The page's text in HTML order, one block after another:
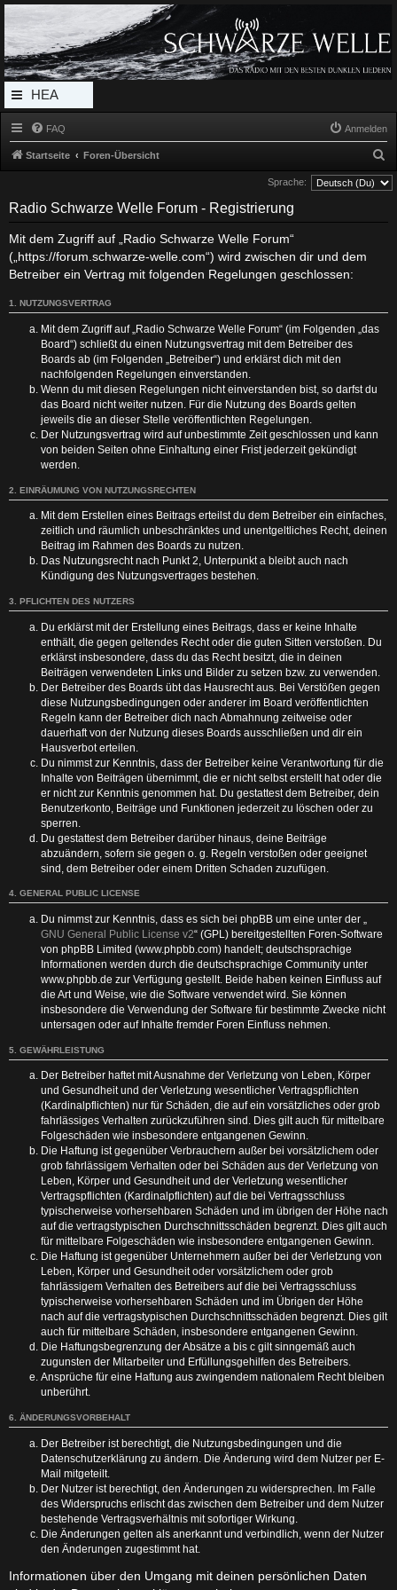
Radio Schwarze Welle Forum
Das Radio mit den Besten Dunklen Liedern
HEA
DERL
MEN
U
FAQ Anmelden
Startseite Foren-Übersicht
u
Sprache:
Radio Schwarze Welle Forum - Registrierung
Mit dem Zugriff auf „Radio Schwarze Welle Forum“
(„https://forum.schwarze-welle.com“) wird zwischen dir und dem
Betreiber ein Vertrag mit folgenden Regelungen geschlossen:
1. NUTZUNGSVERTRAG
Mit dem Zugriff auf „Radio Schwarze Welle Forum“ (im Folgenden „das
Board“) schließt du einen Nutzungsvertrag mit dem Betreiber des
Boards ab (im Folgenden „Betreiber“) und erklärst dich mit den
nachfolgenden Regelungen einverstanden.
Wenn du mit diesen Regelungen nicht einverstanden bist, so darfst du
das Board nicht weiter nutzen. Für die Nutzung des Boards gelten
jeweils die an dieser Stelle veröffentlichten Regelungen.
Der Nutzungsvertrag wird auf unbestimmte Zeit geschlossen und kann
von beiden Seiten ohne Einhaltung einer Frist jederzeit gekündigt
werden.
2. EINRÄUMUNG VON NUTZUNGSRECHTEN
Mit dem Erstellen eines Beitrags erteilst du dem Betreiber ein einfaches,
zeitlich und räumlich unbeschränktes und unentgeltliches Recht, deinen
Beitrag im Rahmen des Boards zu nutzen.
Das Nutzungsrecht nach Punkt 2, Unterpunkt a bleibt auch nach
Kündigung des Nutzungsvertrages bestehen.
3. PFLICHTEN DES NUTZERS
Du erklärst mit der Erstellung eines Beitrags, dass er keine Inhalte
enthält, die gegen geltendes Recht oder die guten Sitten verstoßen. Du
erklärst insbesondere, dass du das Recht besitzt, die in deinen
Beiträgen verwendeten Links und Bilder zu setzen bzw. zu verwenden.
Der Betreiber des Boards übt das Hausrecht aus. Bei Verstößen gegen
diese Nutzungsbedingungen oder anderer im Board veröffentlichten
Regeln kann der Betreiber dich nach Abmahnung zeitweise oder
dauerhaft von der Nutzung dieses Boards ausschließen und dir ein
Hausverbot erteilen.
Du nimmst zur Kenntnis, dass der Betreiber keine Verantwortung für die
Inhalte von Beiträgen übernimmt, die er nicht selbst erstellt hat oder die
er nicht zur Kenntnis genommen hat. Du gestattest dem Betreiber, dein
Benutzerkonto, Beiträge und Funktionen jederzeit zu löschen oder zu
sperren.
Du gestattest dem Betreiber darüber hinaus, deine Beiträge
abzuändern, sofern sie gegen o. g. Regeln verstoßen oder geeignet
sind, dem Betreiber oder einem Dritten Schaden zuzufügen.
4. GENERAL PUBLIC LICENSE
Du nimmst zur Kenntnis, dass es sich bei phpBB um eine unter der „
GNU General Public License v2“ (GPL) bereitgestellten Foren-Software
von phpBB Limited (www.phpbb.com) handelt; deutschsprachige
Informationen werden durch die deutschsprachige Community unter
www.phpbb.de zur Verfügung gestellt. Beide haben keinen Einfluss auf
die Art und Weise, wie die Software verwendet wird. Sie können
insbesondere die Verwendung der Software für bestimmte Zwecke nicht
untersagen oder auf Inhalte fremder Foren Einfluss nehmen.
5. GEWÄHRLEISTUNG
Der Betreiber haftet mit Ausnahme der Verletzung von Leben, Körper
und Gesundheit und der Verletzung wesentlicher Vertragspflichten
(Kardinalpflichten) nur für Schäden, die auf ein vorsätzliches oder grob
fahrlässiges Verhalten zurückzuführen sind. Dies gilt auch für mittelbare
Folgeschäden wie insbesondere entgangenen Gewinn.
Die Haftung ist gegenüber Verbrauchern außer bei vorsätzlichem oder
grob fahrlässigem Verhalten oder bei Schäden aus der Verletzung von
Leben, Körper und Gesundheit und der Verletzung wesentlicher
Vertragspflichten (Kardinalpflichten) auf die bei Vertragsschluss
typischerweise vorhersehbaren Schäden und im übrigen der Höhe nach
auf die vertragstypischen Durchschnittsschäden begrenzt. Dies gilt auch
für mittelbare Folgeschäden wie insbesondere entgangenen Gewinn.
Die Haftung ist gegenüber Unternehmern außer bei der Verletzung von
Leben, Körper und Gesundheit oder vorsätzlichem oder grob
fahrlässigem Verhalten des Betreibers auf die bei Vertragsschluss
typischerweise vorhersehbaren Schäden und im Übrigen der Höhe
nach auf die vertragstypischen Durchschnittsschäden begrenzt. Dies gilt
auch für mittelbare Schäden, insbesondere entgangenen Gewinn.
Die Haftungsbegrenzung der Absätze a bis c gilt sinngemäß auch
zugunsten der Mitarbeiter und Erfüllungsgehilfen des Betreibers.
Ansprüche für eine Haftung aus zwingendem nationalem Recht bleiben
unberührt.
6. ÄNDERUNGSVORBEHALT
Der Betreiber ist berechtigt, die Nutzungsbedingungen und die
Datenschutzerklärung zu ändern. Die Änderung wird dem Nutzer per E-
Mail mitgeteilt.
Der Nutzer ist berechtigt, den Änderungen zu widersprechen. Im Falle
des Widerspruchs erlischt das zwischen dem Betreiber und dem Nutzer
bestehende Vertragsverhältnis mit sofortiger Wirkung.
Die Änderungen gelten als anerkannt und verbindlich, wenn der Nutzer
den Änderungen zugestimmt hat.
Informationen über den Umgang mit deinen persönlichen Daten